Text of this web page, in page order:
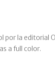
por la editorial
a full color.